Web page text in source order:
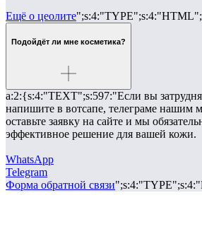
Ещё о цеолите
Подойдёт ли мне косметика?
a:2:{s:4:"TEXT";s:597:"Если вы
напишите в вотсапе, телеграме нашим
оставьте заявку на сайте и мы
эффективное решение для вашей кожи.
WhatsApp
Telegram
Форма обратной связи